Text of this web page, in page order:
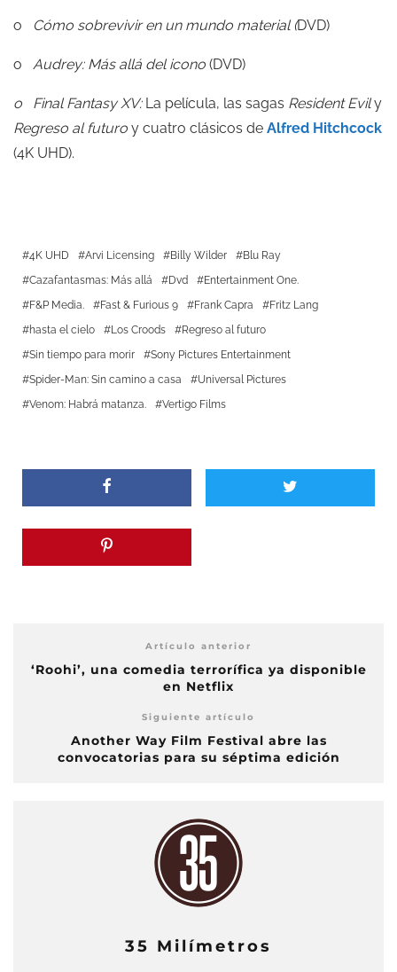
o Cómo sobrevivir en un mundo material (DVD)
o Audrey: Más allá del icono (DVD)
o Final Fantasy XV:La película, las sagas Resident Evily
Regreso al futuro y cuatro clásicos de Alfred Hitchcock
(4K UHD).
4K UHD Arvi Licensing Billy Wilder
Blu Ray
Cazafantasmas: Más allá
Dvd
Entertainment One.
F&P Media.
Fast & Furious 9 Frank Capra
Fritz Lang
hasta el cielo
Los Croods
Regreso al futuro
Sin tiempo para morir
Sony Pictures Entertainment
Spider-Man: Sin camino a casa
Universal Pictures
Venom: Habrá matanza.
Vertigo Films
Artículo anterior
‘Roohi’, una comedia terrorífica ya disponible
en Netflix
Siguiente artículo
Another Way Film Festival abre las
convocatorias para su séptima edición
35 Milímetros